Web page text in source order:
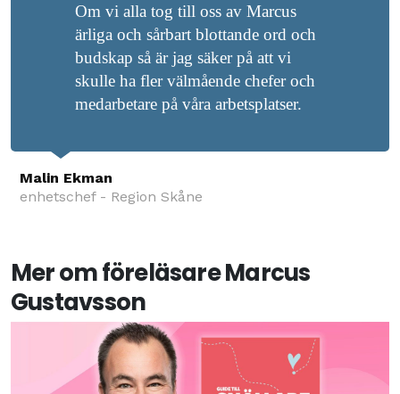
Om vi alla tog till oss av Marcus
ärliga och sårbart blottande ord och
budskap så är jag säker på att vi
skulle ha fler välmående chefer och
medarbetare på våra arbetsplatser.
Malin Ekman
enhetschef - Region Skåne
Mer om föreläsare Marcus
Gustavsson